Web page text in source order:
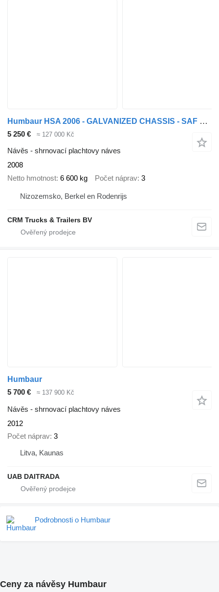
Humbaur HSA 2006 - GALVANIZED CHASSIS - SAF DISC
5 250 € ≈ 127 000 Kč
Návěs - shrnovací plachtovy náves
2008
Netto hmotnost 6 600 kg Počet náprav 3
Nizozemsko, Berkel en Rodenrijs
CRM Trucks & Trailers BV
Humbaur
5 700 €
≈ 137 900 Kč
Návěs - shrnovací plachtovy náves
2012
Počet náprav 3
Litva, Kaunas
UAB DAITRADA
Podrobnosti o Humbaur
Ceny za návěsy Humbaur